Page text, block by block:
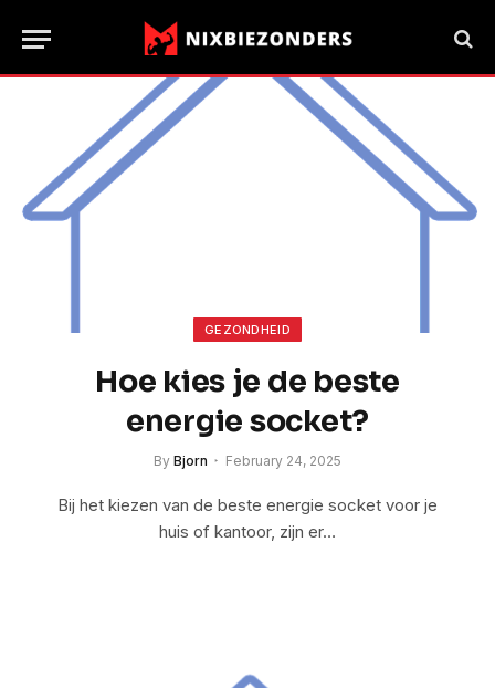
GEZONDHEID
Hoe kies je de beste
energie socket?
By Bjorn February 24, 2025
Bij het kiezen van de beste energie socket voor je
huis of kantoor, zijn er…